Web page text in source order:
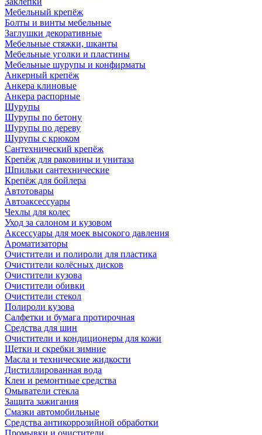
Мебельный крепёж
Болты и винты мебельные
Заглушки декоративные
Мебельные стяжки, шканты
Мебельные уголки и пластины
Мебельные шурупы и конфирматы
Анкерный крепёж
Анкера клиновые
Анкера распорные
Шурупы
Шурупы по бетону
Шурупы по дереву
Шурупы с крюком
Сантехнический крепёж
Крепёж для раковины и унитаза
Шпильки сантехнические
Крепёж для бойлера
Автотовары
Автоаксессуары
Чехлы для колес
Уход за салоном и кузовом
Аксессуары для моек высокого давления
Ароматизаторы
Очистители и полироли для пластика
Очистители колёсных дисков
Очистители кузова
Очистители обивки
Очистители стекол
Полироли кузова
Салфетки и бумага протирочная
Средства для шин
Очистители и кондиционеры для кожи
Щетки и скребки зимние
Масла и технические жидкости
Дистиллированная вода
Клеи и ремонтные средства
Омыватели стекла
Защита зажигания
Смазки автомобильные
Средства антикоррозийной обработки
Промывки и очистители